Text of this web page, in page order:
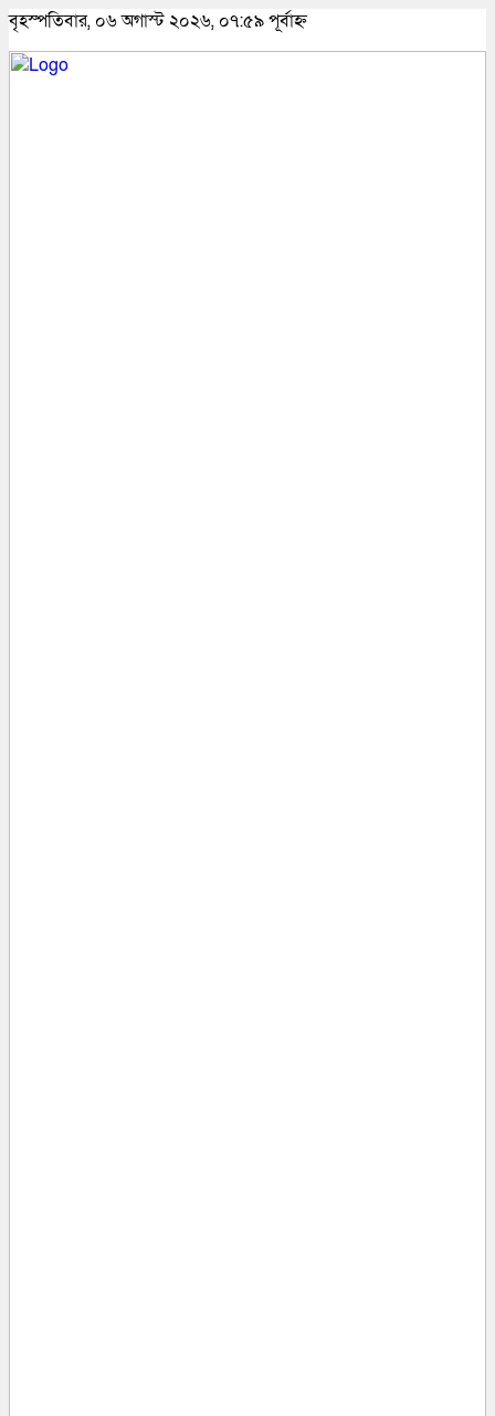
বৃহস্পতিবার, ০৬ অগাস্ট ২০২৬, ০৭:৫৯ পূর্বাহ্ন